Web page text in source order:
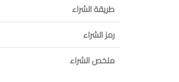
طريقة الشراء
رمز الشراء
ملخص الشراء